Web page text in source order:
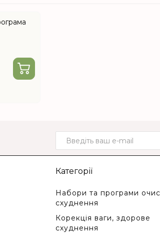
Категорії
Набори та програми
схуднення
Корекція ваги, здорове
схуднення